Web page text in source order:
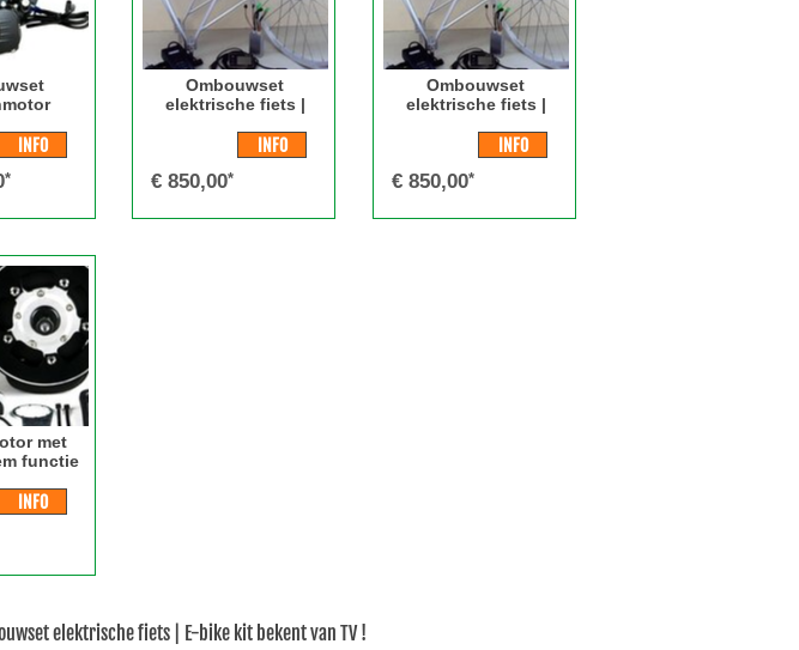
*
INFO
Ombouwset
elektrische fiets |
V-brake / Disc-brake
€ 850,00*
INFO
Ombouwset
elektrische fiets |
Rollerbrake.
€ 850,00*
INFO
met
functie
INFO
elektrische fiets | E-bike kit bekent van TV !